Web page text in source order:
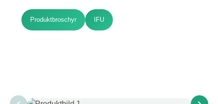
Produktbroschyr IFU